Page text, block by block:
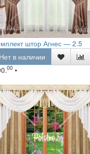
штор Агнес — 2.5
в наличии
00 •